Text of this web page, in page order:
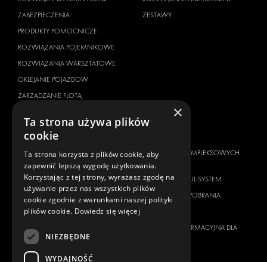
ZABEZPIECZENIA
PRODUKTY POMOCNICZE
ROZWIĄZANIA POJEMNIKOWE
ROZWIĄZANIA WARSZTATOWE
OKLEJANIE POJAZDOW
ZARZĄDZANIE FLOTĄ
ZESTAWY
MARKA POJAZDU
CITROËN
DACIA
FIAT
FORD
HYUNDAI
IVECO
DOSTAWCA KOMPLEKSOWYCH
ROZWIĄZAŃ
O FIRMIE MODUL-SYSTEM
MATERIAŁY DO POBRANIA
KLAUZULA INFORMACYJNA DLA
×
Ta strona używa plików
cookie
Ta strona korzysta z plików cookie, aby
zapewnić lepszą wygodę użytkowania.
Korzystając z tej strony, wyrażasz zgodę na
używanie przez nas wszystkich plików
cookie zgodnie z warunkami naszej polityki
plików cookie. Dowiedz się więcej
NIEZBĘDNE
WYDAJNOŚĆ